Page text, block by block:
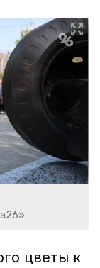
цветы к